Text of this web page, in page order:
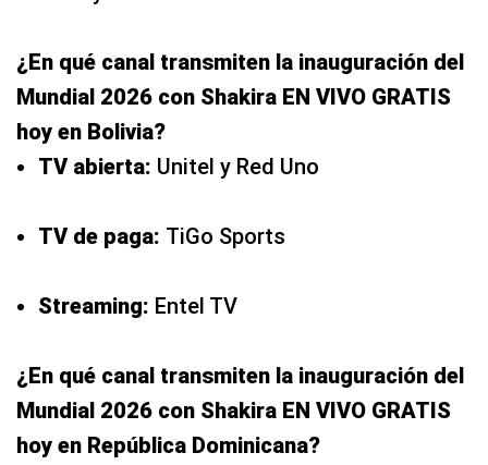
¿En qué canal transmiten la inauguración del
Mundial 2026 con Shakira EN VIVO GRATIS
hoy en Bolivia?
TV abierta: Unitel y Red Uno
TV de paga: TiGo Sports
Streaming: Entel TV
¿En qué canal transmiten la inauguración del
Mundial 2026 con Shakira EN VIVO GRATIS
hoy en República Dominicana?